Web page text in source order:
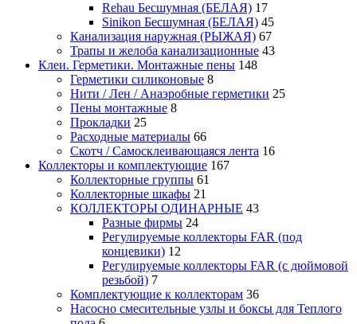
Rehau Бесшумная (БЕЛАЯ) 17
Sinikon Бесшумная (БЕЛАЯ) 45
Канализация наружная (РЫЖАЯ) 67
Трапы и желоба канализационные 43
Клеи. Герметики. Монтажные пены 148
Герметики силиконовые 8
Нити / Лен / Анаэробные герметики 25
Пены монтажные 8
Прокладки 25
Расходные материалы 66
Скотч / Самосклеивающаяся лента 16
Коллекторы и комплектующие 167
Коллекторные группы 61
Коллекторные шкафы 21
КОЛЛЕКТОРЫ ОДИНАРНЫЕ 43
Разные фирмы 24
Регулируемые коллекторы FAR (под
концевики) 12
Регулируемые коллекторы FAR (с дюймовой
резьбой) 7
Комплектующие к коллекторам 36
Насосно смесительные узлы и боксы для Теплого